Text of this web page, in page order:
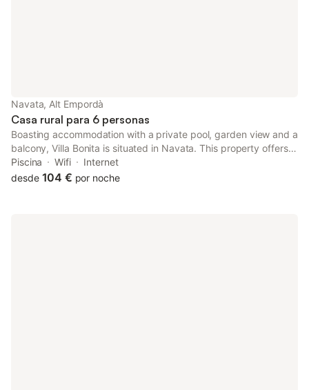
Navata, Alt Empordà
Casa rural para 6 personas
Boasting accommodation with a private pool, garden view and a
balcony, Villa Bonita is situated in Navata. This property offers
access to a terrace, free private parking and free WiFi. The
property is non-smoking and is set 10 km from Dalí Museum.
Piscina Wifi
Internet
desde 104 € por noche